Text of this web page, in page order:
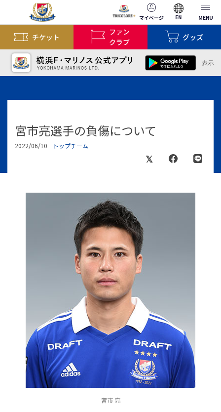
マイページ EN MENU
チケット
ファン
クラブ
グッズ
宮市亮選手の負傷について
2022/06/10 トップチーム
宮市 亮